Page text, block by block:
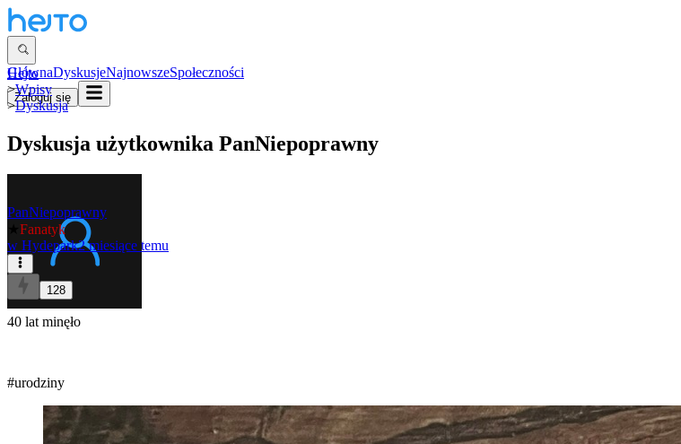
GłównaDyskusjeNajnowszeSpołeczności
Zaloguj się
Hejto
>Wpisy
>Dyskusja
Dyskusja użytkownika PanNiepoprawny
PanNiepoprawny
Fanatyk
w Hydepark2 miesiące temu
128
40 lat minęło
#urodziny